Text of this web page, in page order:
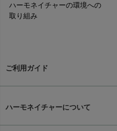
ハーモネイチャーの環境への
取り組み
ご利用ガイド
ハーモネイチャーについて